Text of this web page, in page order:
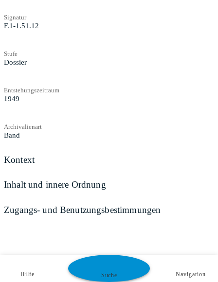
Signatur
F.1-1.51.12
Stufe
Dossier
Entstehungszeitraum
1949
Archivalienart
Band
Kontext
Inhalt und innere Ordnung
Zugangs- und Benutzungsbestimmungen
Hilfe Suche Navigation